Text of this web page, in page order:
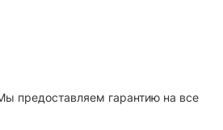
предоставляем гарантию на все